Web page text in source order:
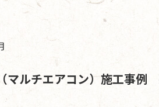
マルチエアコン）施工